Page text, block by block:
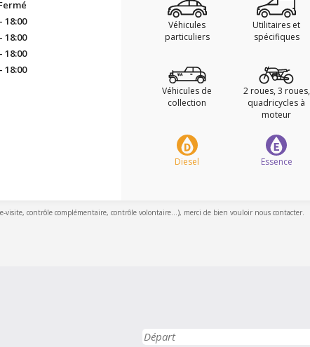
18:00
18:00
18:00
18:00
Véhicules
particuliers
Utilitaires et
spécifiques
Véhicules de
collection
2 roues, 3 roues,
quadricycles à
moteur
Diesel Essence
contrôle complémentaire, contrôle volontaire...), merci de bien vouloir nous contacter.